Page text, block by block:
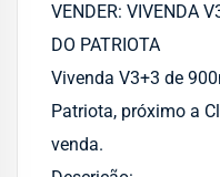
VENDER: VIVENDA
DO PATRIOTA
Vivenda V3+3 de
Patriota, próximo a
venda.